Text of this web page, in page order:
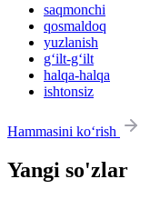
saqmonchi
qosmaldoq
yuzlanish
g‘ilt-g‘ilt
halqa-halqa
ishtonsiz
Hammasini ko‘rish
Yangi so'zlar